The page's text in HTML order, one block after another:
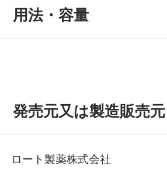
用法・容量
発売元又は製造販売元
ロート製薬株式会社